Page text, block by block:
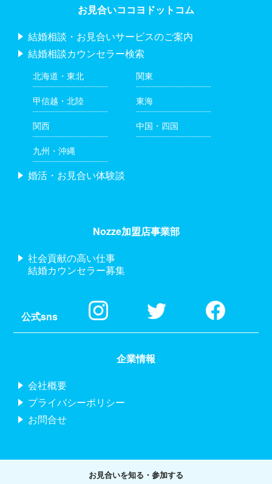
お見合いココヨドットコム
結婚相談・お見合いサービスのご案内
結婚相談カウンセラー検索
北海道・東北 関東
甲信越・北陸 東海
関西 中国・四国
九州・沖縄
婚活・お見合い体験談
Nozze加盟店事業部
社会貢献の高い仕事
結婚カウンセラー募集
公式sns
企業情報
会社概要
プライバシーポリシー
お問合せ
お見合いを知る・参加する